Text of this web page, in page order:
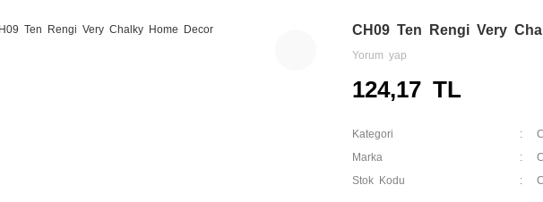
CH09 Ten Rengi Very
Yorum yap
124,17 TL
Kategori
Marka
Stok Kodu